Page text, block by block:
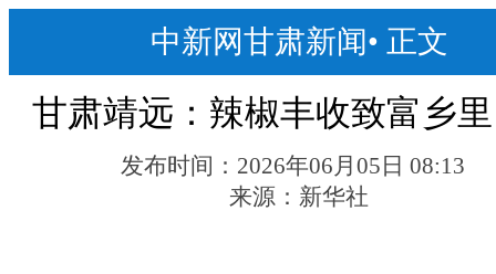
中新网甘肃新闻• 正文
甘肃靖远：辣椒丰收致富乡里
发布时间： 2026年06月05日 08:13
来源： 新华社